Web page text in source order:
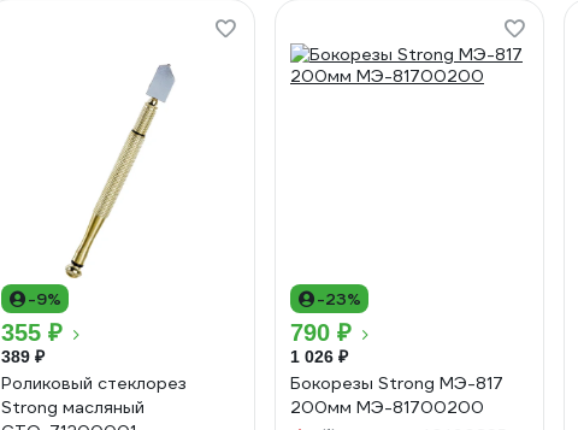
-9%
355 ₽
389 ₽
Роликовый стеклорез
Strong масляный
-23%
790 ₽
1 026 ₽
Бокорезы Strong MЭ-817
200мм МЭ-81700200